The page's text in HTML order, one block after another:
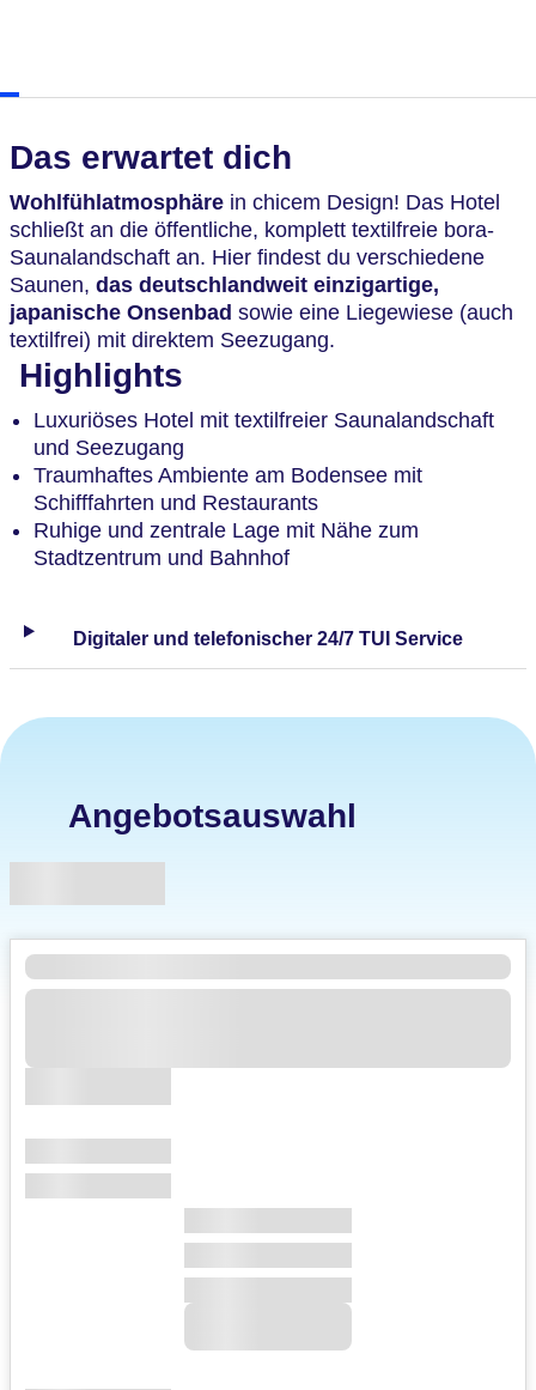
Das erwartet dich
Wohlfühlatmosphäre in chicem Design! Das Hotel
schließt an die öffentliche, komplett textilfreie bora-
Saunalandschaft an. Hier findest du verschiedene
Saunen, das deutschlandweit einzigartige,
japanische Onsenbad sowie eine Liegewiese (auch
textilfrei) mit direktem Seezugang.
Highlights
Luxuriöses Hotel mit textilfreier Saunalandschaft
und Seezugang
Traumhaftes Ambiente am Bodensee mit
Schifffahrten und Restaurants
Ruhige und zentrale Lage mit Nähe zum
Stadtzentrum und Bahnhof
Digitaler und telefonischer 24/7 TUI Service
Angebotsauswahl